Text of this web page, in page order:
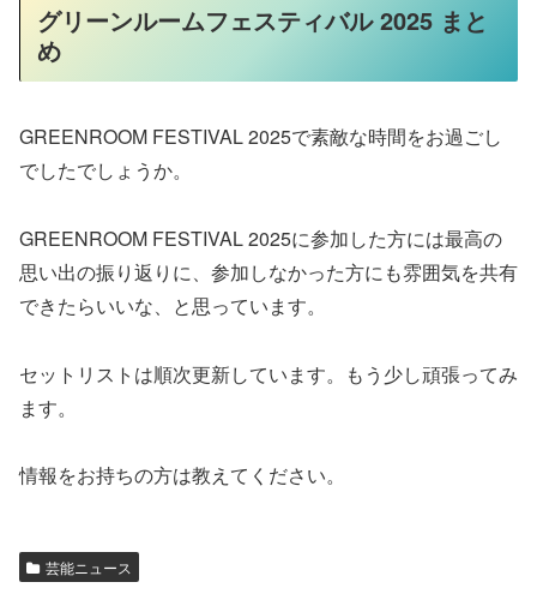
グリーンルームフェスティバル 2025 まと
め
GREENROOM FESTIVAL 2025で素敵な時間をお過ごし
でしたでしょうか。
GREENROOM FESTIVAL 2025に参加した方には最高の
思い出の振り返りに、参加しなかった方にも雰囲気を共有
できたらいいな、と思っています。
セットリストは順次更新しています。もう少し頑張ってみ
ます。
情報をお持ちの方は教えてください。
芸能ニュース